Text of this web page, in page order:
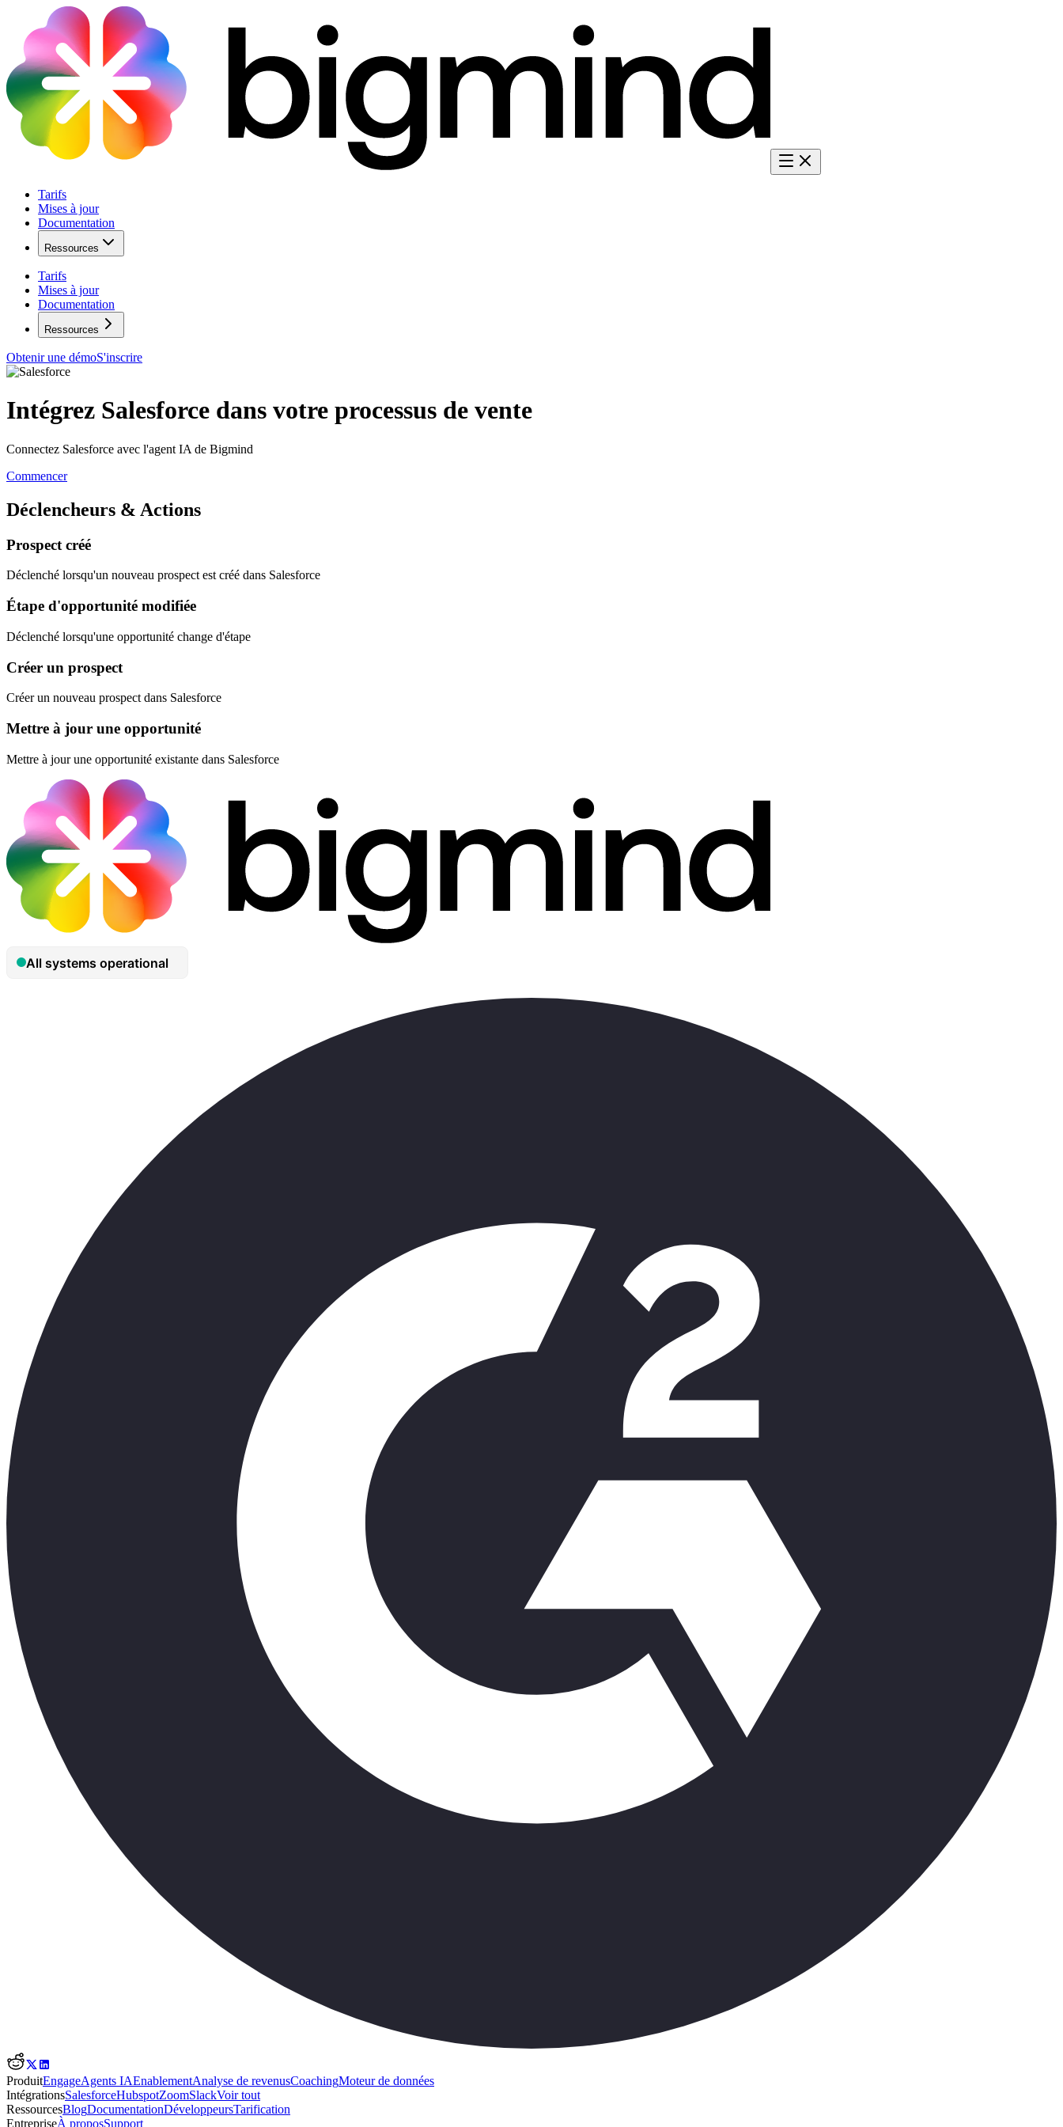
Tarifs
Mises à jour
Documentation
Ressources
Tarifs
Mises à jour
Documentation
Ressources
Obtenir une démoS'inscrire
Intégrez Salesforce dans votre processus de vente
Connectez Salesforce avec l'agent IA de Bigmind
Commencer
Déclencheurs & Actions
Prospect créé
Déclenché lorsqu'un nouveau prospect est créé dans Salesforce
Étape d'opportunité modifiée
Déclenché lorsqu'une opportunité change d'étape
Créer un prospect
Créer un nouveau prospect dans Salesforce
Mettre à jour une opportunité
Mettre à jour une opportunité existante dans Salesforce
ProduitEngageAgents IAEnablementAnalyse de revenusCoachingMoteur de données
IntégrationsSalesforceHubspotZoomSlackVoir tout
RessourcesBlogDocumentationDéveloppeursTarification
EntrepriseÀ proposSupport